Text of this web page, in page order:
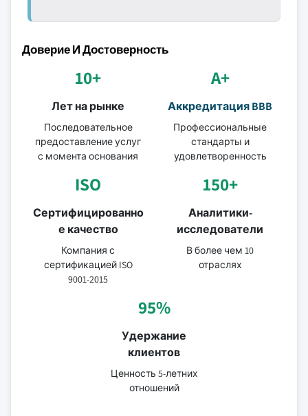
Доверие И Достоверность
10+
Лет на рынке
Последовательное
предоставление услуг
с момента основания
A+
Аккредитация BBB
Профессиональные
стандарты и
удовлетворенность
ISO
Сертифицированно
е качество
Компания с
сертификацией ISO
9001-2015
150+
Аналитики-
исследователи
В более чем 10
отраслях
95%
Удержание
клиентов
Ценность 5-летних
отношений